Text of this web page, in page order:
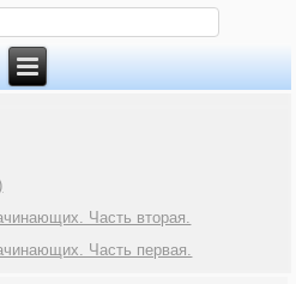
Часть вторая.
Часть первая.